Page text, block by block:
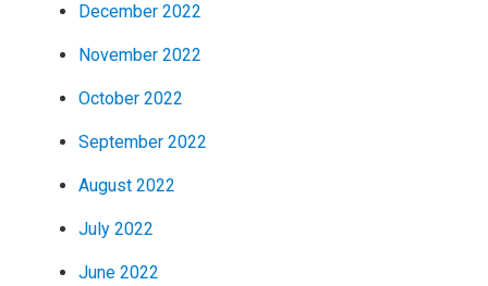
December 2022
November 2022
October 2022
September 2022
August 2022
July 2022
June 2022